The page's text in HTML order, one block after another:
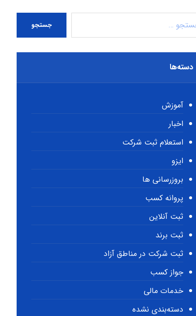
جستجو
دسته‌ها
آموزش
اخبار
استعلام ثبت شرکت
ایزو
بروزرسانی ها
پروانه کسب
ثبت آنلاین
ثبت برند
ثبت شرکت در مناطق آزاد
جواز کسب
خدمات مالی
دسته‌بندی نشده